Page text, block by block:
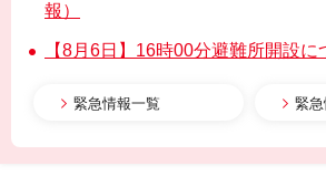
報）
【8月6日】16時00分避難所開設に
緊急情報一覧 緊